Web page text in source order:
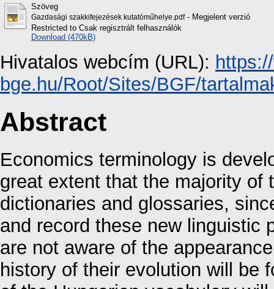
Szöveg
Gazdasági szakkifejezések kutatóműhelye.pdf- Megjelent verzió
Restricted to Csak regisztrált felhasználók
Download (470kB)
Hivatalos webcím (URL):
bge.hu/Root/Sites/BGF/
Abstract
Economics terminology is
great extent that the majority of
dictionaries and glossaries,
and record these new linguistic
are not aware of the
history of their evolution will be